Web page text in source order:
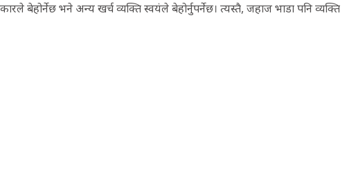
बेहोर्नेछ भने अन्य खर्च व्यक्ति स्वयंले बेहोर्नुपर्नेछ। त्यस्तै, जहाज भाडा पनि व्यक्ति